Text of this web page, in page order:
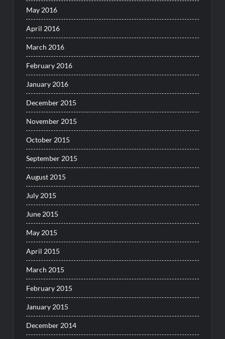
May 2016
April 2016
March 2016
February 2016
January 2016
December 2015
November 2015
October 2015
September 2015
August 2015
July 2015
June 2015
May 2015
April 2015
March 2015
February 2015
January 2015
December 2014